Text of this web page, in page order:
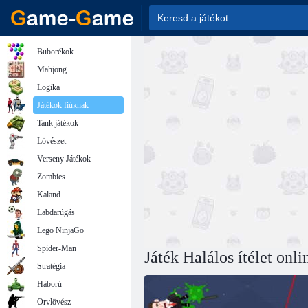
Játék Halálos ítélet
Buborékok
Mahjong
Logika
Játékok fiúknak
Tank játékok
Lövészet
Verseny Játékok
Zombies
Kaland
Labdarúgás
Lego NinjaGo
Spider-Man
Stratégia
Háború
Orvlövész